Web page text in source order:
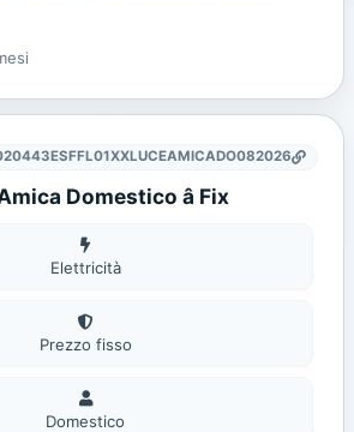
Domestico â Fix
Elettricità
Elettricità
Prezzo fisso
Domestico
Domestico